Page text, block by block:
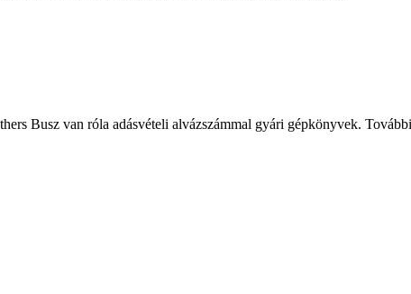
Busz van róla adásvételi alvázszámmal gyári gépkönyvek.